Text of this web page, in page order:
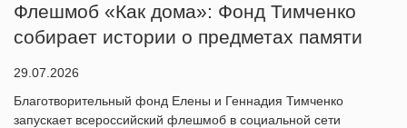
Флешмоб «Как дома»: Фонд Тимченко
собирает истории о предметах памяти
29.07.2026
Благотворительный фонд Елены и Геннадия Тимченко
запускает всероссийский флешмоб в социальной сети